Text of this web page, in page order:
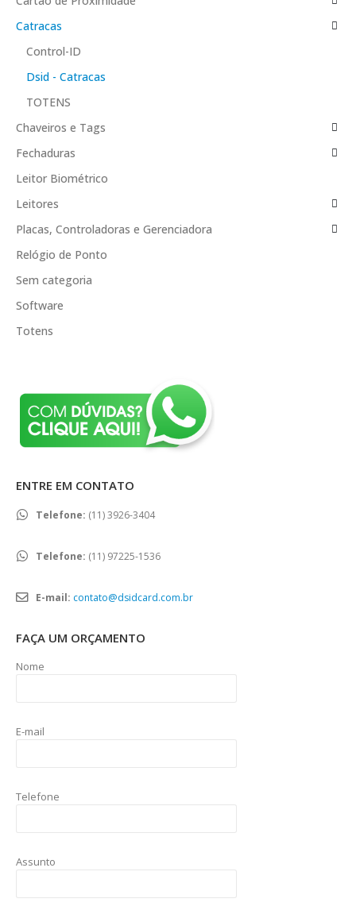
Catracas
Control-ID
Dsid - Catracas
TOTENS
Chaveiros e Tags
Fechaduras
Leitor Biométrico
Leitores
Placas, Controladoras e Gerenciadora
Relógio de Ponto
Sem categoria
Software
Totens
ENTRE EM CONTATO
Telefone: (11) 3926-3404
Telefone: (11) 97225-1536
E-mail: contato@dsidcard.com.br
FAÇA UM ORÇAMENTO
Nome
E-mail
Telefone
Assunto